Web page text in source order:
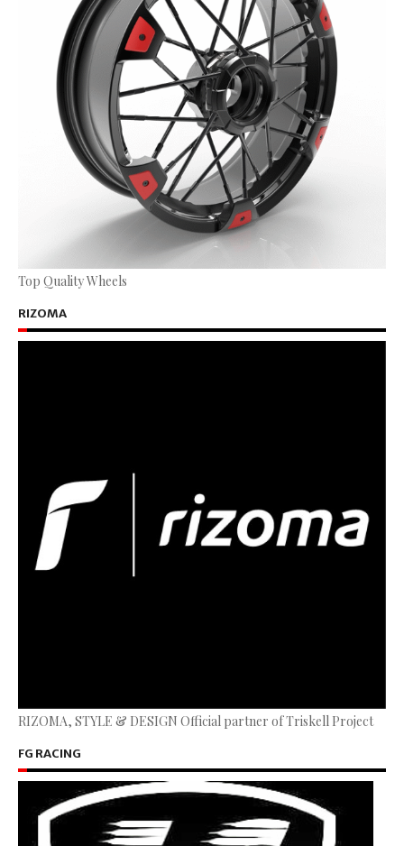
Top Quality Wheels
RIZOMA
RIZOMA, STYLE & DESIGN Official partner of Triskell Project
FG RACING